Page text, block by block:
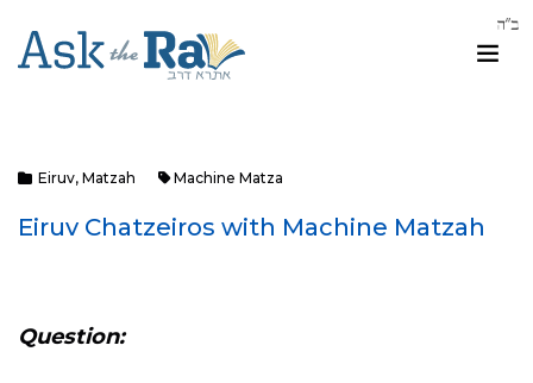
Eiruv, Matzah Machine Matza
Eiruv Chatzeiros with Machine Matzah
Question: